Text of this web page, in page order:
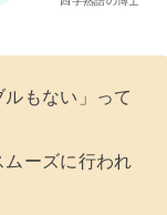
もない」って
ムーズに行われ